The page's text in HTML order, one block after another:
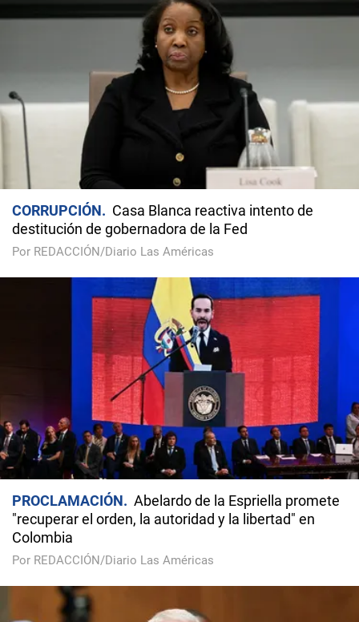
CORRUPCIÓN
Casa Blanca reactiva intento de
destitución de gobernadora de la Fed
Por REDACCIÓN/Diario Las Américas
PROCLAMACIÓN
Abelardo de la Espriella promete
"recuperar el orden, la autoridad y la libertad" en
Colombia
Por REDACCIÓN/Diario Las Américas